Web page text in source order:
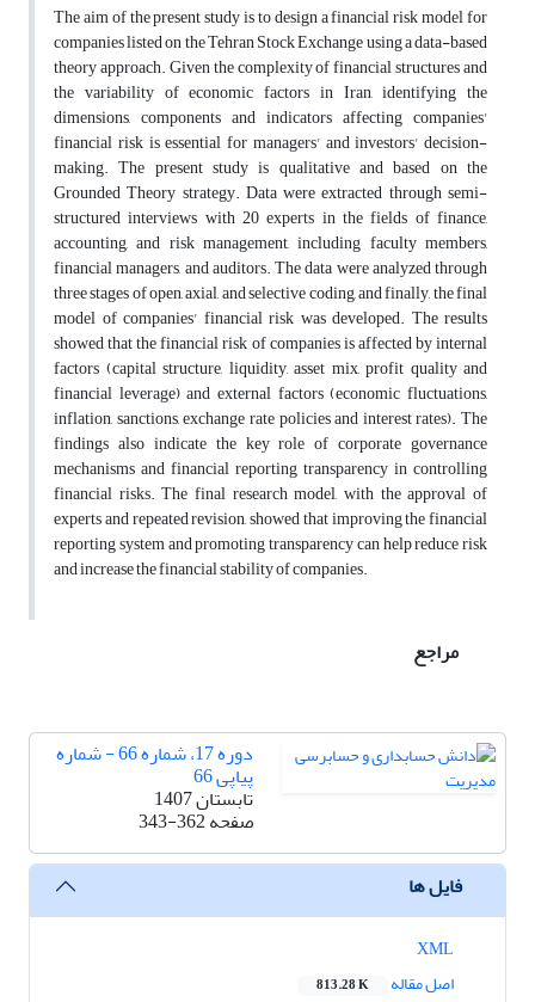
The aim of the present study is to design a financial risk model for
companies listed on the Tehran Stock Exchange using a data-based
theory approach. Given the complexity of financial structures and
the variability of economic factors in Iran, identifying the
dimensions, components and indicators affecting companies'
financial risk is essential for managers' and investors' decision-
making. The present study is qualitative and based on the
Grounded Theory strategy. Data were extracted through semi-
structured interviews with 20 experts in the fields of finance,
accounting, and risk management, including faculty members,
financial managers, and auditors. The data were analyzed through
three stages of open, axial, and selective coding, and finally, the final
model of companies' financial risk was developed. The results
showed that the financial risk of companies is affected by internal
factors (capital structure, liquidity, asset mix, profit quality and
financial leverage) and external factors (economic fluctuations,
inflation, sanctions, exchange rate policies and interest rates). The
findings also indicate the key role of corporate governance
mechanisms and financial reporting transparency in controlling
financial risks. The final research model, with the approval of
experts and repeated revision, showed that improving the financial
reporting system and promoting transparency can help reduce risk
and increase the financial stability of companies.
مراجع
دوره 17، شماره 66 - شماره
پیاپی 66
تابستان 1407
صفحه343-362
فایل ها
اصل مقاله
813.28 K